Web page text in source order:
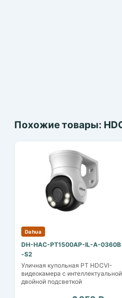
Похожие товары:
Dahua
DH-HAC-PT1500AP-IL-A-0360B
-S2
Уличная купольная PT HDCVI-
видеокамера с интеллектуальной
двойной подсветкой